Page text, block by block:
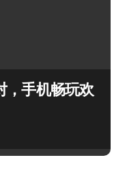
，手机畅玩欢